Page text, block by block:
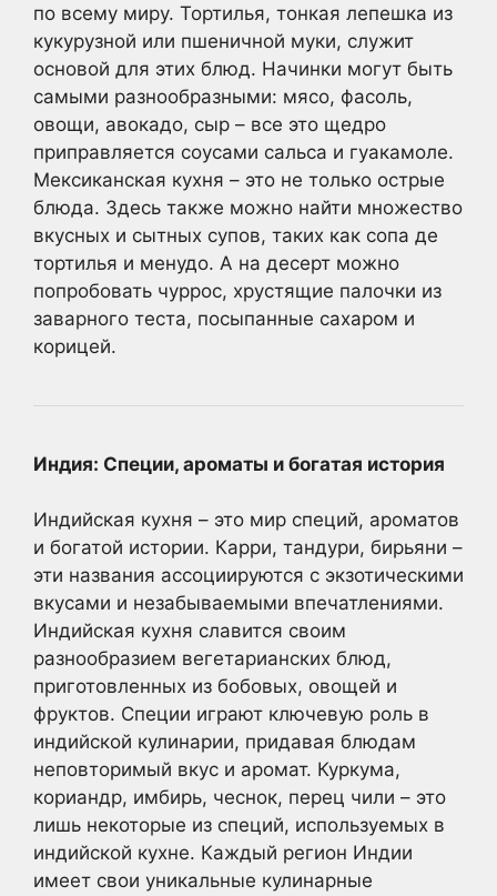
по всему миру. Тортилья, тонкая лепешка из
кукурузной или пшеничной муки, служит
основой для этих блюд. Начинки могут быть
самыми разнообразными: мясо, фасоль,
овощи, авокадо, сыр – все это щедро
приправляется соусами сальса и гуакамоле.
Мексиканская кухня – это не только острые
блюда. Здесь также можно найти множество
вкусных и сытных супов, таких как сопа де
тортилья и менудо. А на десерт можно
попробовать чуррос, хрустящие палочки из
заварного теста, посыпанные сахаром и
корицей.
Индия: Специи, ароматы и богатая история
Индийская кухня – это мир специй, ароматов
и богатой истории. Карри, тандури, бирьяни –
эти названия ассоциируются с экзотическими
вкусами и незабываемыми впечатлениями.
Индийская кухня славится своим
разнообразием вегетарианских блюд,
приготовленных из бобовых, овощей и
фруктов. Специи играют ключевую роль в
индийской кулинарии, придавая блюдам
неповторимый вкус и аромат. Куркума,
кориандр, имбирь, чеснок, перец чили – это
лишь некоторые из специй, используемых в
индийской кухне. Каждый регион Индии
имеет свои уникальные кулинарные